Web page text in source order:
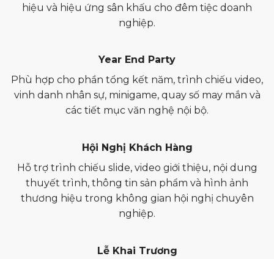
hiệu và hiệu ứng sân khấu cho đêm tiệc doanh
nghiệp.
Year End Party
Phù hợp cho phần tổng kết năm, trình chiếu video,
vinh danh nhân sự, minigame, quay số may mắn và
các tiết mục văn nghệ nội bộ.
Hội Nghị Khách Hàng
Hỗ trợ trình chiếu slide, video giới thiệu, nội dung
thuyết trình, thông tin sản phẩm và hình ảnh
thương hiệu trong không gian hội nghị chuyên
nghiệp.
Lễ Khai Trương